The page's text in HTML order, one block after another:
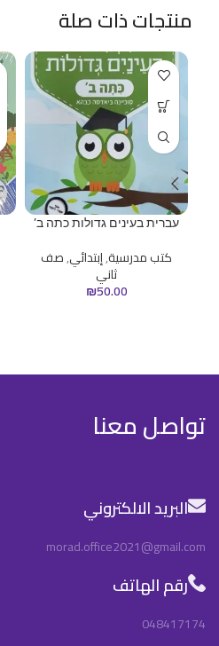
منتجات ذات صلة
עברית בעינים גדולות כתה ב’
كتب مدرسية,إبتدائي,صف
ثاني
₪50.00
تواصل معنا
البريد الالكتروني
morad.office2021@gmail.com
رقم الهاتف
048417174